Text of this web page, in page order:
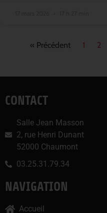
« Précédent 1 2
CONTACT
Salle Jean Masson
2, rue Henri Dunant
52000 Chaumont
03.25.31.79.34
NAVIGATION
Accueil